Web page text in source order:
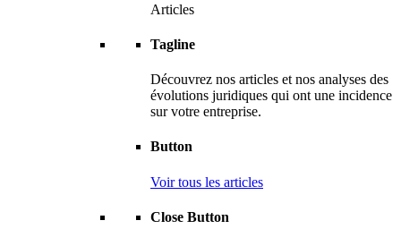
Articles
Tagline
Découvrez nos articles et nos analyses des
évolutions juridiques qui ont une incidence
sur votre entreprise.
Button
Voir tous les articles
Close Button